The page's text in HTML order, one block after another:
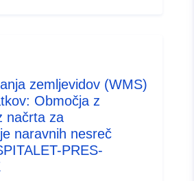
vsako območje predmet izvršljive
na splošno razlikujejo tri vrste
je stopnja nevarnosti visoka in je
gradnje; 2- „predpisana
„modra območja“, kjer je stopnja
in za projekte veljajo zahteve,
3 območja, ki niso neposredno
vendar bi lahko gradnje, dela,
gozdarstvo, obrt,
zemljevidov (WMS)
Območja z
načrta za
naravnih nesreč
PRES-